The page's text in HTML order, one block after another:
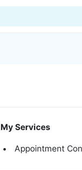
My Services
Appointment